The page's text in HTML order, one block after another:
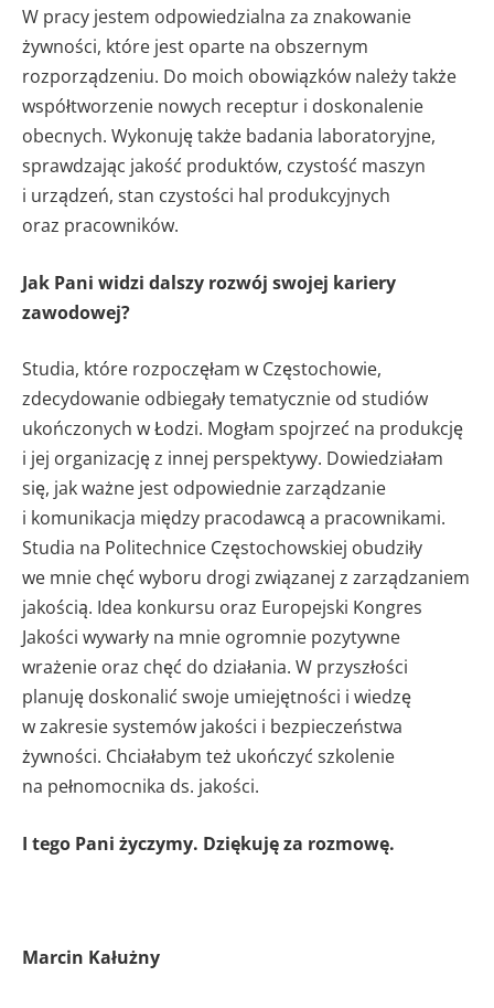
W pracy jestem odpowiedzialna za znakowanie
żywności, które jest oparte na obszernym
rozporządzeniu. Do moich obowiązków należy także
współtworzenie nowych receptur i doskonalenie
obecnych. Wykonuję także badania laboratoryjne,
sprawdzając jakość produktów, czystość maszyn
i urządzeń, stan czystości hal produkcyjnych
oraz pracowników.
Jak Pani widzi dalszy rozwój swojej kariery
zawodowej?
Studia, które rozpoczęłam w Częstochowie,
zdecydowanie odbiegały tematycznie od studiów
ukończonych w Łodzi. Mogłam spojrzeć na produkcję
i jej organizację z innej perspektywy. Dowiedziałam
się, jak ważne jest odpowiednie zarządzanie
i komunikacja między pracodawcą a pracownikami.
Studia na Politechnice Częstochowskiej obudziły
we mnie chęć wyboru drogi związanej z zarządzaniem
jakością. Idea konkursu oraz Europejski Kongres
Jakości wywarły na mnie ogromnie pozytywne
wrażenie oraz chęć do działania. W przyszłości
planuję doskonalić swoje umiejętności i wiedzę
w zakresie systemów jakości i bezpieczeństwa
żywności. Chciałabym też ukończyć szkolenie
na pełnomocnika ds. jakości.
I tego Pani życzymy. Dziękuję za rozmowę.
Marcin Kałużny